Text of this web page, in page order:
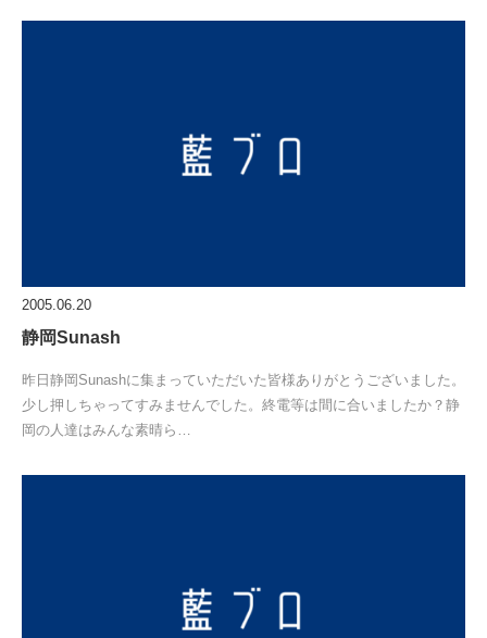
2005.06.20
静岡Sunash
昨日静岡Sunashに集まっていただいた皆様ありがとうございました。
少し押しちゃってすみませんでした。終電等は間に合いましたか？静
岡の人達はみんな素晴ら…